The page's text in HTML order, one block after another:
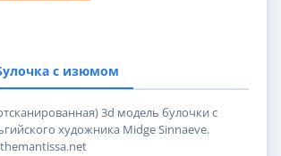
с изюмом
3d модель булочки с
художника Midge Sinnaeve.
themantissa.net